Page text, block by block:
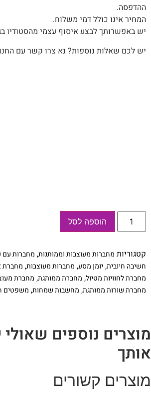
‬ההדפסה‭.‬
המחיר‭ ‬אינו‭ ‬כולל‭ ‬דמי‭ ‬משלוח‭.‬
יש‭ ‬באפשרותך‭ ‬לבצע‭ ‬איסוף‭ ‬עצמי‭ ‬מהסטודיו‭ ‬בגבעת‭ ‬שמואל‭.‬
יש לכם שאלות נוספות? נא צרו קשר עם
כמות
מחברת
מעוצבת,
יומן
מסע
KEEP
CALM
בתוספת
עט
הוספה לסל
קטגוריותמחברות מעוצבות וממותגות,מחברות עם
חשיבה חיובית,יומן מסע,מחברות מעוצבות,מחברת
מחברת לחוויות מטיול,מחברת ממותגת,מחברת
מחברת שורות ממותגת,מחשבות שמחות,משפטים
נוספים שאולי
קשורים